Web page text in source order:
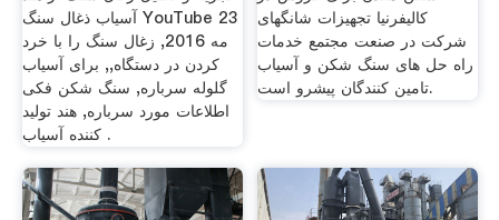
آسیاب ذغال سنگ YouTube 23
مه 2016, زغال سنگ را با خرد
کردن در دستگاه,, برای آسیاب
گلوله سرباره, سنگ شکن فکی
اطلاعات مورد سرباره, هند تولید
کننده آسیاب .
کالیفرنیا تجهیزات شانگهای
شرکت در صنعت مجتمع خدمات
راه حل های سنگ شکن و آسیاب
تامین کنندگان پیشرو است.